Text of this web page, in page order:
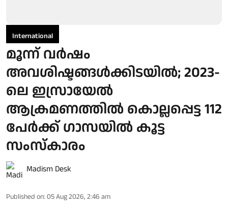
International
മൂന്ന് വര്‍ഷം
അവശിഷ്ടങ്ങള്‍ക്കിടയില്‍; 2023-
ലെ ഇസ്രായേല്‍
ആക്രമണത്തില്‍ കൊല്ലപ്പെട്ട 112
പേര്‍ക്ക് ഗാസയില്‍ കൂട്ട
സംസ്‌കാരം
Madism Desk
Published on: 05 Aug 2026, 2:46 am